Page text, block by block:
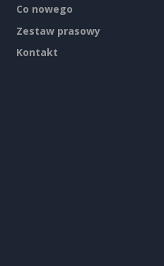
Co nowego
Zestaw prasowy
Kontakt